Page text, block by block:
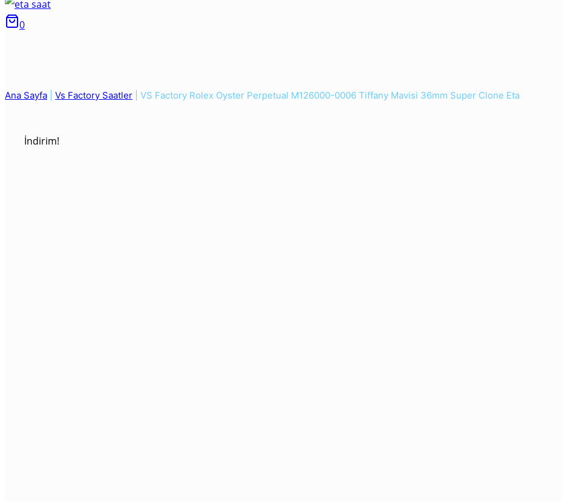
0
Ana Sayfa Vs Factory Saatler VS Factory Rolex Oyster Perpetual M126000-0006 Tiffany Mavisi 36mm Super Clone Eta
İndirim!